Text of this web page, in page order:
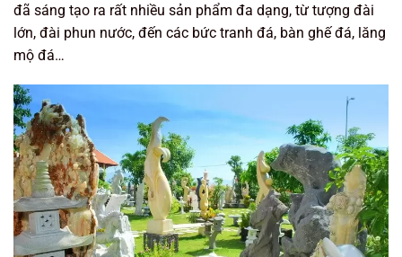
đã sáng tạo ra rất nhiều sản phẩm đa dạng, từ tượng đài
lớn, đài phun nước, đến các bức tranh đá, bàn ghế đá, lăng
mộ đá…